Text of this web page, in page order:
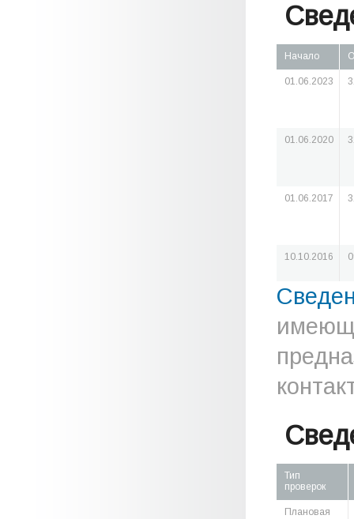
Начало
01.06.2023
01.06.2020
01.06.2017
10.10.2016
Тип
проверок
Плановая